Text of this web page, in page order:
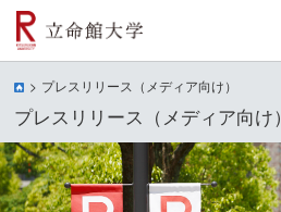
プレスリリース（メディア向け）
プレスリリース（メディア向け）